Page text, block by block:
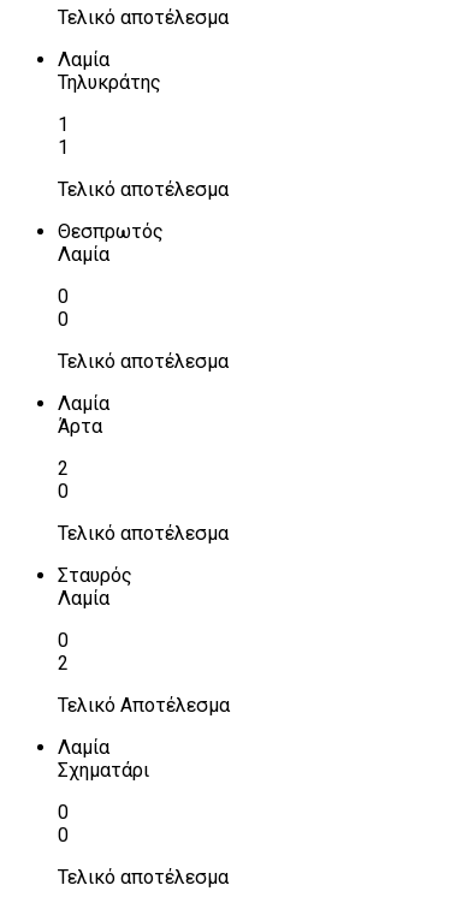
Τελικό αποτέλεσμα
Λαμία
Τηλυκράτης
1
1
Τελικό αποτέλεσμα
Θεσπρωτός
Λαμία
0
0
Τελικό αποτέλεσμα
Λαμία
Άρτα
2
0
Τελικό αποτέλεσμα
Σταυρός
Λαμία
0
2
Τελικό Αποτέλεσμα
Λαμία
Σχηματάρι
0
0
Τελικό αποτέλεσμα